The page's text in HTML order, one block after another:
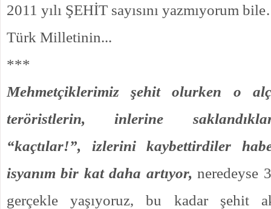
2011 yılı ŞEHİT sayısını yazmıyorum
Türk Milletinin...
***
Mehmetçiklerimiz şehit olurken o
teröristlerin, inlerine
“kaçtılar!”, izlerini kaybettirdiler
isyanım bir kat daha artıyor, neredeyse
gerçekle yaşıyoruz, bu kadar şehit